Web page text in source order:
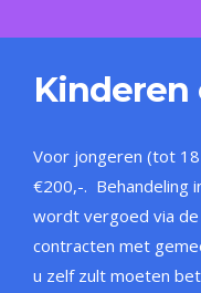
Kinderen
Voor jongeren (tot
€200,-. Behandeling
wordt vergoed via
contracten met
u zelf zult moeten